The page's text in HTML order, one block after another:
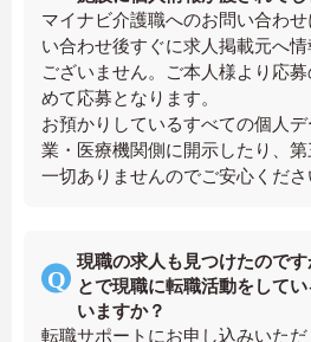
マイナビ介護職へのお問い合わ
い合わせ後すぐに求人掲載元へ
ございません。ご本人様より応
めて応募となります。
お預かりしているすべての個人
業・医療機関側に開示したり、
一切ありませんのでご安心くださ
現職の求人も見つけたので
とで現職に転職活動をして
いますか？
転職サポートにお申し込みいた